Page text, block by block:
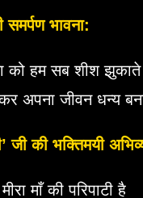
भावना:
को हम सब शीश
कर अपना जीवन धन्य
जी की भक्तिमयी
माँ की परिपाटी है